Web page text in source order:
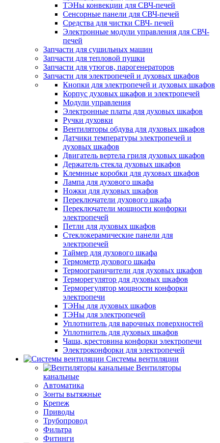
ТЭНы конвекции для СВЧ-печей
Сенсорные панели для СВЧ-печей
Средства для чистки СВЧ- печей
Электронные модули управления для СВЧ-
печей
Запчасти для сушильных машин
Запчасти для тепловой пушки
Запчасти для утюгов, парогенераторов
Запчасти для электропечей и духовых шкафов
Кнопки для электропечей и духовых шкафов
Корпус духовых шкафов и электропечей
Модули управления
Электронные платы для духовых шкафов
Ручки духовки
Вентиляторы обдува для духовых шкафов
Датчики температуры электропечей и
духовых шкафов
Двигатель вертела гриля духовых шкафов
Держатель стекла духовых шкафов
Клемнные коробки для духовых шкафов
Лампа для духового шкафа
Ножки для духовых шкафов
Переключатели духового шкафа
Переключатели мощности конфорки
электропечей
Петли для духовых шкафов
Стеклокерамические панели для
электропечей
Таймер для духового шкафа
Термометр духового шкафа
Термоограничители для духовых шкафов
Терморегулятор для духовых шкафов
Терморегулятор мощности конфорки
электропечи
ТЭНы для духовых шкафов
ТЭНы для электропечей
Уплотнитель для варочных поверхностей
Уплотнитель для духовых шкафов
Чаша, крестовина конфорки электропечи
Электроконфорки для электропечей
Системы вентиляции
Вентиляторы
канальные
Автоматика
Зонты вытяжные
Крепеж
Приводы
Трубопровод
Фильтра
Фитинги